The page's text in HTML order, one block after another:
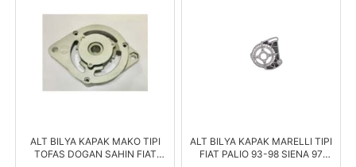
ALT BILYA KAPAK MAKO TIPI
TOFAS DOGAN SAHIN FIAT
ALT BILYA KAPAK MARELLI TIPI
FIAT PALIO 93-98 SIENA 97